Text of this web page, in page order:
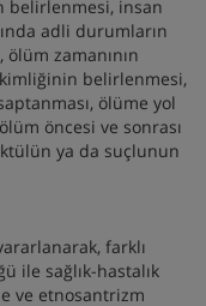
belirlenmesi, insan
adli durumların
zamanının
belirlenmesi,
ölüme yol
öncesi ve sonrası
ya da suçlunun
farklı
ile sağlık-hastalık
ve etnosantrizm